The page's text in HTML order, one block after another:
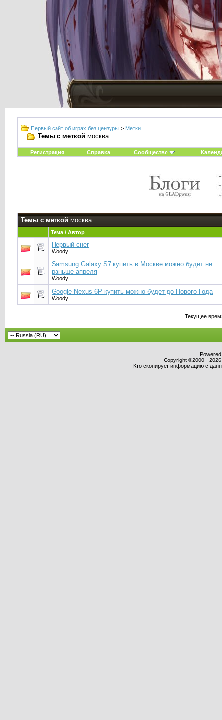
Первый сайт об играх без цензуры > Метки
Темы с меткой москва
Регистрация Справка Сообщество
Темы с меткой москва
Тема / Автор
Первый снег
Woody
Samsung Galaxy S7 купить в Москве можно будет не
раньше апреля
Woody
Google Nexus 6P купить можно будет до Нового Года
Woody
Текущее
Copyright ©2000 -
Кто скопирует информацию с